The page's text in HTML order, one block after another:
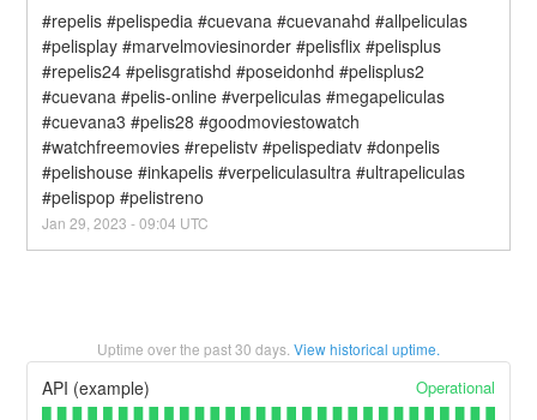
#repelis #pelispedia #cuevana #cuevanahd #allpeliculas
#pelisplay #marvelmoviesinorder #pelisflix #pelisplus
#repelis24 #pelisgratishd #poseidonhd #pelisplus2
#cuevana #pelis-online #verpeliculas #megapeliculas
#cuevana3 #pelis28 #goodmoviestowatch
#watchfreemovies #repelistv #pelispediatv #donpelis
#pelishouse #inkapelis #verpeliculasultra #ultrapeliculas
#pelispop #pelistreno
Jan29 ,2023 -09:04 UTC
Uptime over the past30 days. View historical uptime.
API (example) Operational